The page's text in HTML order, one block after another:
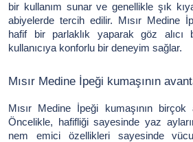
bir kullanım sunar ve genellikle şık
abiyelerde tercih edilir. Mısır Medine
hafif bir parlaklık yaparak göz
kullanıcıya konforlu bir deneyim sağlar.
Mısır Medine İpeği kumaşının
Mısır Medine İpeği kumaşının birçok
Öncelikle, hafifliği sayesinde yaz
nem emici özellikleri sayesinde vücut